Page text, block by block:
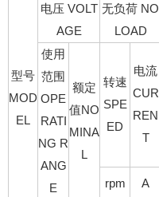
型号
MOD
EL
电压 VOLT
AGE
无负荷 NO
LOAD
使用
范围
OPE
RATI
NG R
ANG
E
额定
值NO
MINA
L
转速
SPE
ED
电流
CUR
REN
T
rpm A